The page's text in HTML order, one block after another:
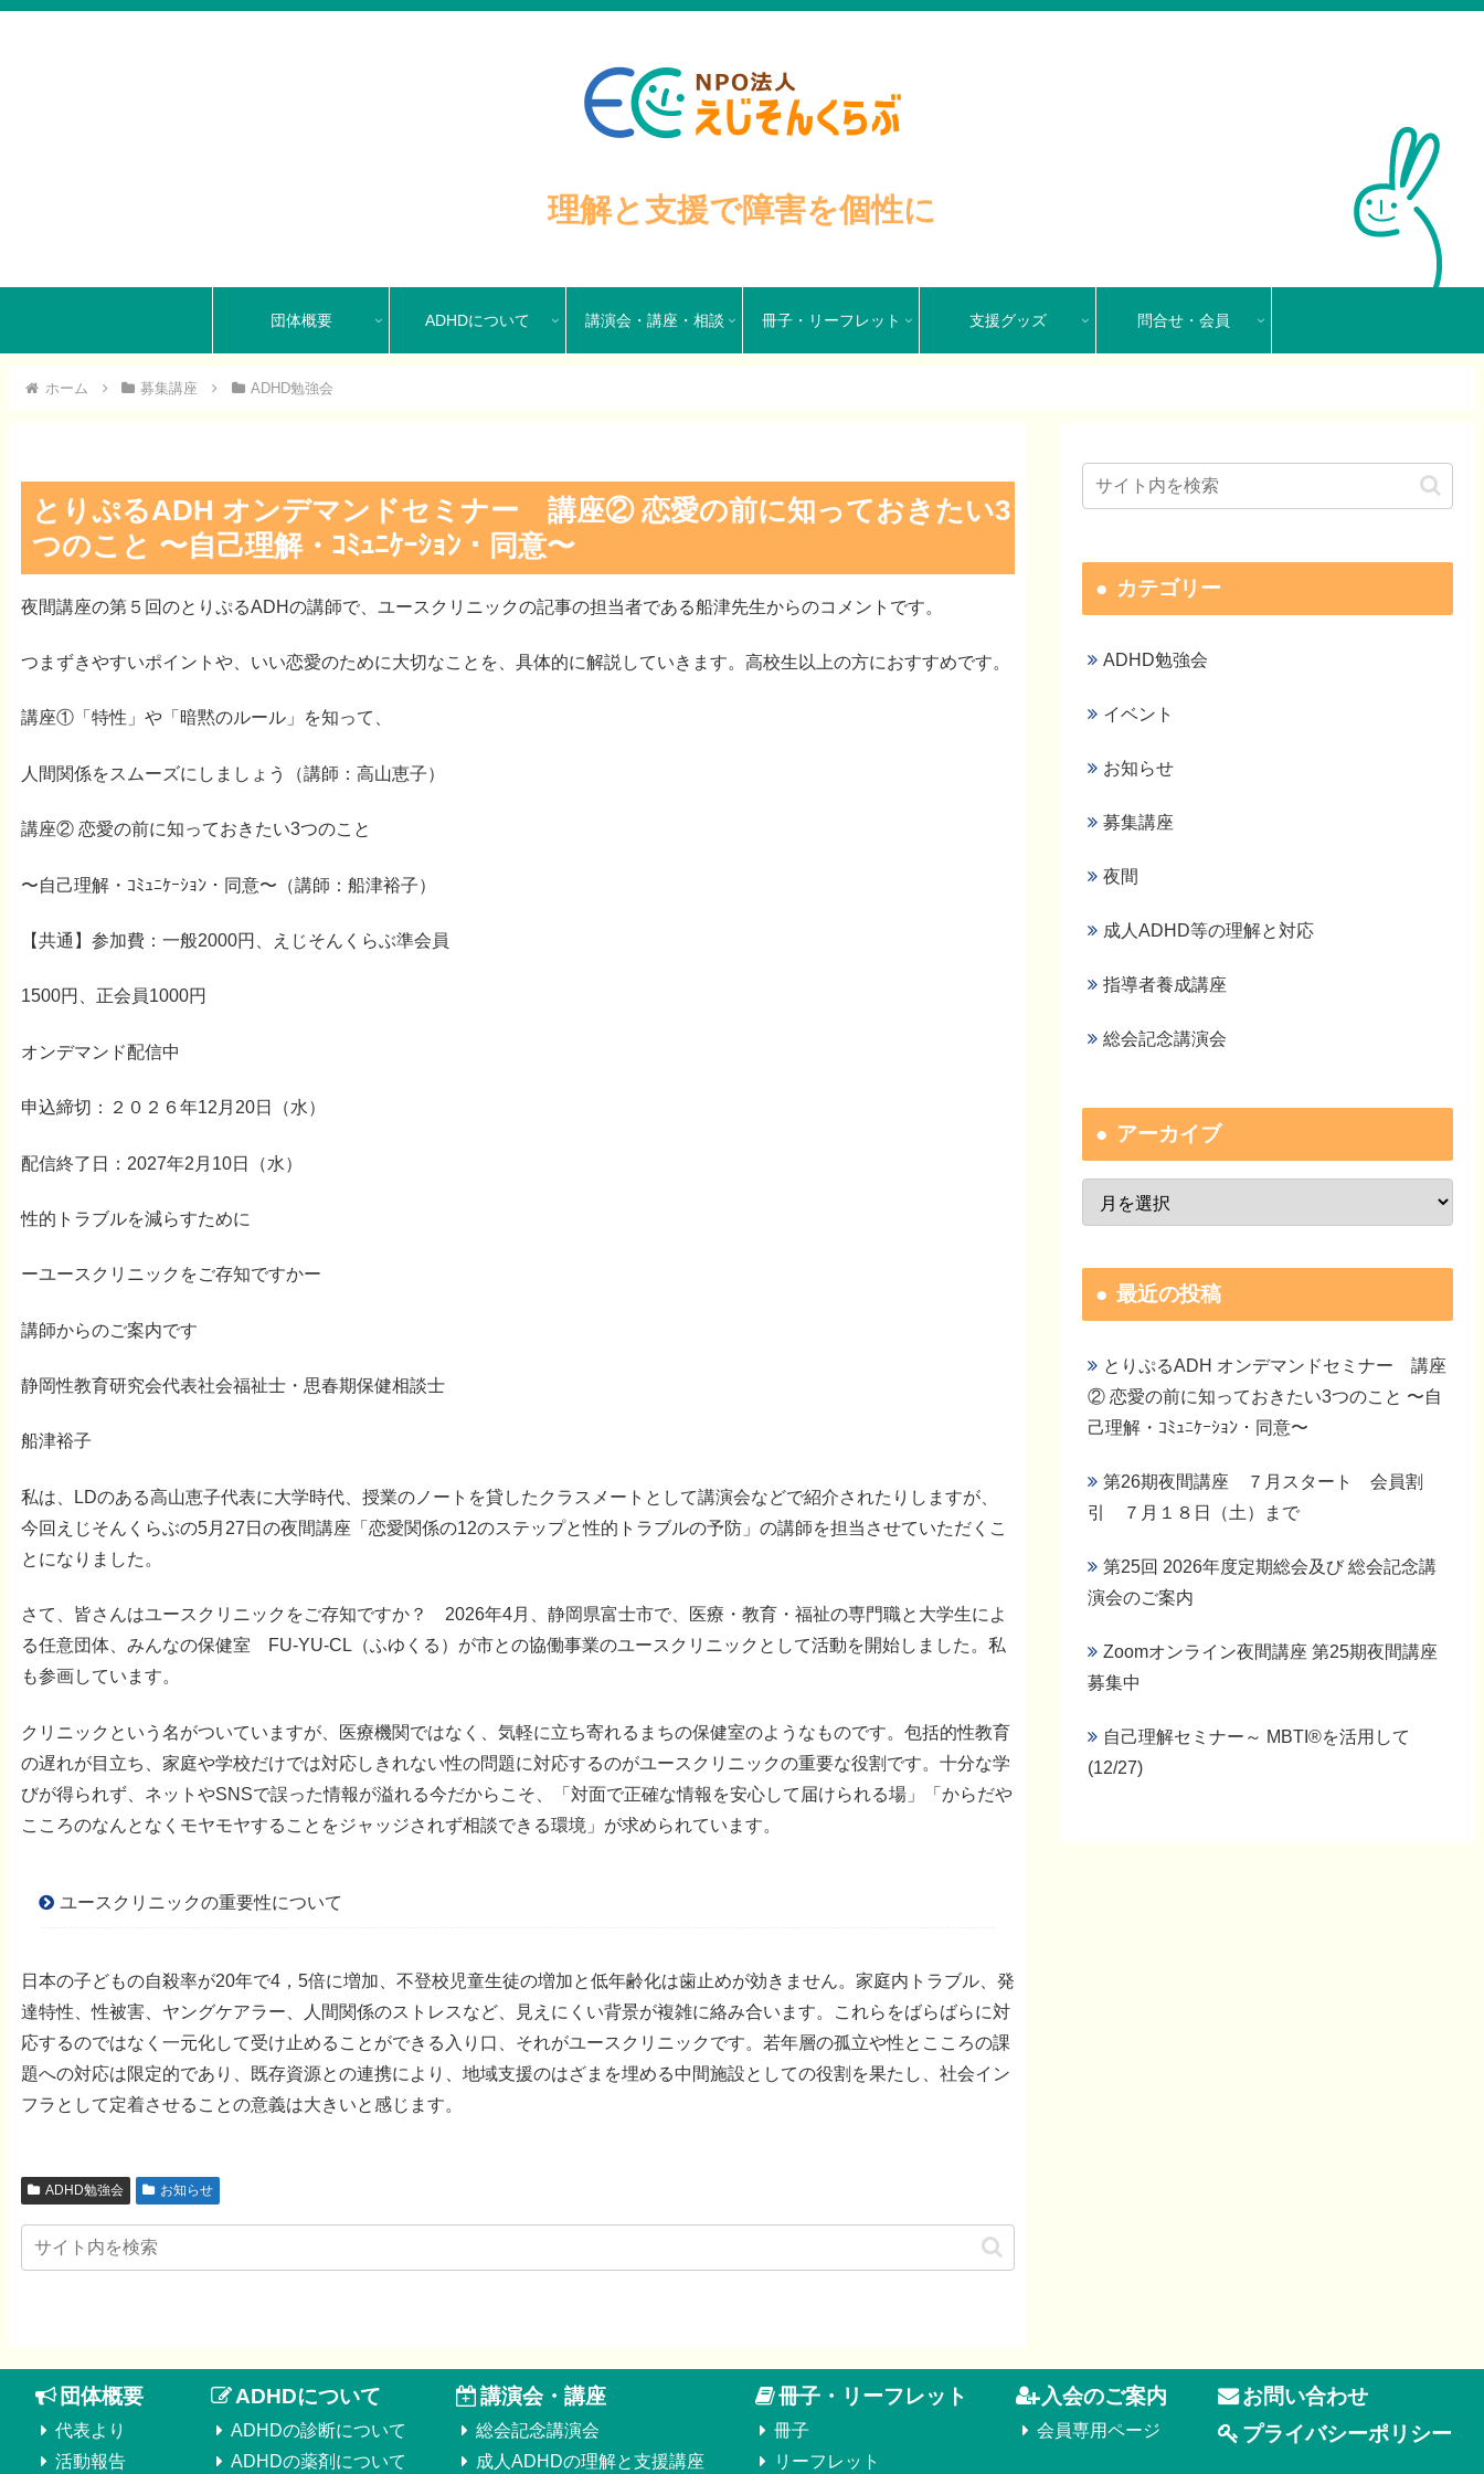
理解と支援で障害を個性に
団体概要 ADHDについて 講演会・講座・相談 冊子・リーフレット 支援グッズ 問合せ・会員
ホーム 募集講座 ADHD勉強会
とりぷるADH オンデマンドセミナー 講座② 恋愛の前に知っておきたい3
つのこと 〜自己理解・ｺﾐｭﾆｹｰｼｮﾝ・同意〜
夜間講座の第５回のとりぷるADHの講師で、ユースクリニックの記事の担当者である船津先生からのコメントです。
つまずきやすいポイントや、いい恋愛のために大切なことを、具体的に解説していきます。高校生以上の方におすすめです。
講座①「特性」や「暗黙のルール」を知って、
人間関係をスムーズにしましょう（講師：高山恵子）
講座② 恋愛の前に知っておきたい3つのこと
〜自己理解・ｺﾐｭﾆｹｰｼｮﾝ・同意〜（講師：船津裕子）
【共通】参加費：一般2000円、えじそんくらぶ準会員
1500円、正会員1000円
オンデマンド配信中
申込締切：２０２６年12月20日（水）
配信終了日：2027年2月10日（水）
性的トラブルを減らすために
ーユースクリニックをご存知ですかー
講師からのご案内です
静岡性教育研究会代表社会福祉士・思春期保健相談士
船津裕子
私は、LDのある高山恵子代表に大学時代、授業のノートを貸したクラスメートとして講演会などで紹介されたりしますが、
今回えじそんくらぶの5月27日の夜間講座「恋愛関係の12のステップと性的トラブルの予防」の講師を担当させていただくこ
とになりました。
さて、皆さんはユースクリニックをご存知ですか？ 2026年4月、静岡県富士市で、医療・教育・福祉の専門職と大学生によ
る任意団体、みんなの保健室 FU-YU-CL（ふゆくる）が市との協働事業のユースクリニックとして活動を開始しました。私
も参画しています。
クリニックという名がついていますが、医療機関ではなく、気軽に立ち寄れるまちの保健室のようなものです。包括的性教育
の遅れが目立ち、家庭や学校だけでは対応しきれない性の問題に対応するのがユースクリニックの重要な役割です。十分な学
びが得られず、ネットやSNSで誤った情報が溢れる今だからこそ、「対面で正確な情報を安心して届けられる場」「からだや
こころのなんとなくモヤモヤすることをジャッジされず相談できる環境」が求められています。
ユースクリニックの重要性について
日本の子どもの自殺率が20年で4，5倍に増加、不登校児童生徒の増加と低年齢化は歯止めが効きません。家庭内トラブル、発
達特性、性被害、ヤングケアラー、人間関係のストレスなど、見えにくい背景が複雑に絡み合います。これらをばらばらに対
応するのではなく一元化して受け止めることができる入り口、それがユースクリニックです。若年層の孤立や性とこころの課
題への対応は限定的であり、既存資源との連携により、地域支援のはざまを埋める中間施設としての役割を果たし、社会イン
フラとして定着させることの意義は大きいと感じます。
ADHD勉強会 お知らせ
カテゴリー
ADHD勉強会
イベント
お知らせ
募集講座
夜間
成人ADHD等の理解と対応
指導者養成講座
総会記念講演会
アーカイブ
最近の投稿
とりぷるADH オンデマンドセミナー 講座
② 恋愛の前に知っておきたい3つのこと 〜自
己理解・ｺﾐｭﾆｹｰｼｮﾝ・同意〜
第26期夜間講座 ７月スタート 会員割
引 ７月１８日（土）まで
第25回 2026年度定期総会及び 総会記念講
演会のご案内
Zoomオンライン夜間講座 第25期夜間講座
募集中
自己理解セミナー～ MBTI®を活用して
(12/27)
団体概要
代表より
活動報告
ADHDについて
ADHDの診断について
ADHDの薬剤について
講演会・講座
総会記念講演会
成人ADHDの理解と支援講座
冊子・リーフレット
冊子
リーフレット
入会のご案内
会員専用ページ
お問い合わせ
プライバシーポリシー